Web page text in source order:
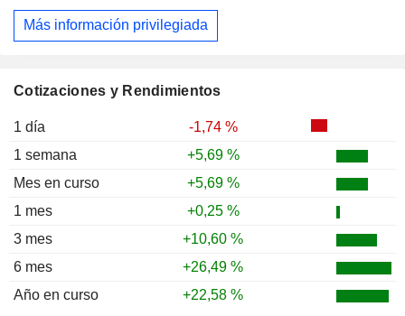
Cotizaciones y Rendimientos
1 día
-1,74 %
1 semana
+5,69 %
Mes en curso
+5,69 %
1 mes
+0,25 %
3 mes
+10,60 %
6 mes
+26,49 %
Año en curso
+22,58 %
Más información privilegiada